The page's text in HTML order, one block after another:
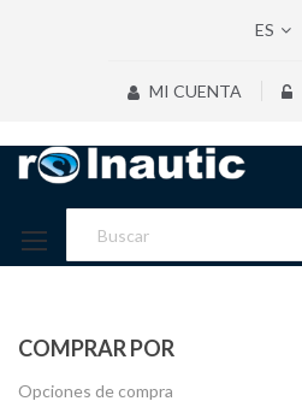
ES
MI CUENTA
COMPRAR POR
Opciones de compra